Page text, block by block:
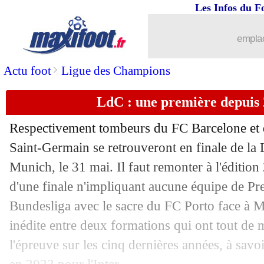
Actu foot> Ligue des Champions
Les Infos du
LdC : une première depuis
Respectivement tombeurs du FC Barcelone
Saint-Germain se retrouveront en finale de la
Munich, le 31 mai. Il faut remonter à l'édition
d'une finale n'impliquant aucune équipe de
Bundesliga avec le sacre du FC Porto face à
inédite entre deux formations qui ont tout de
l'épreuve sur les cinq dernières années, à
Fenerbahçe : grande braderie à venir
08/05 PSG: 18,5 M€ supplémentaires
Barça : la drôle de théorie de Gavi
08/05 Lyon: Fonseca admiratif de Luis
08/05 Man City: De Bruyne, deux
08/05 Arsenal : Wenger pas d'accord aussi
08/05 Leverkusen : Wirtz prêt à prendre le
08/05 Lyon: un accord proposé par l'UEFA